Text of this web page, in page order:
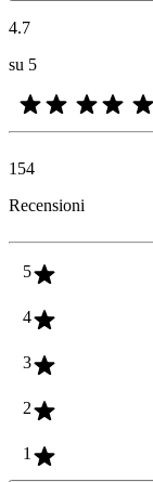
4.7
su 5
154
Recensioni
5
4
3
2
1